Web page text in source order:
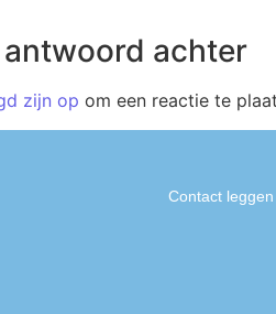
antwoord achter
zijn op om een reactie te
Contact